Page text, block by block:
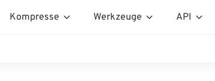
Kompresse Werkzeuge API